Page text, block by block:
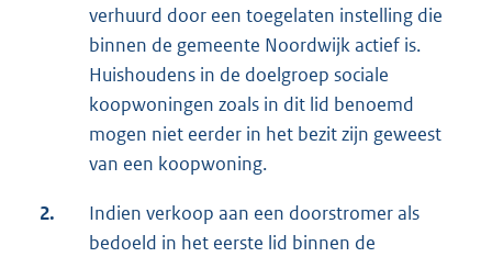
verhuurd door een toegelaten instelling die
binnen de gemeente Noordwijk actief is.
Huishoudens in de doelgroep sociale
koopwoningen zoals in dit lid benoemd
mogen niet eerder in het bezit zijn geweest
van een koopwoning.
2.
Indien verkoop aan een doorstromer als
bedoeld in het eerste lid binnen de